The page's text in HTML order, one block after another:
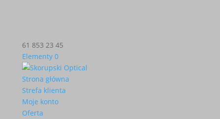
61 853 23 45
Elementy 0
Strona główna
Strefa klienta
Moje konto
Oferta